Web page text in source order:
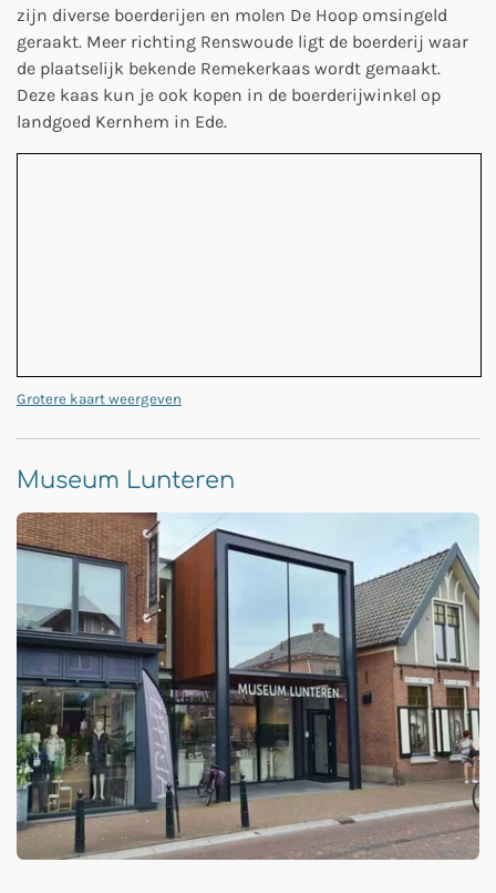
zijn diverse boerderijen en molen De Hoop omsingeld
geraakt. Meer richting Renswoude ligt de boerderij waar
de plaatselijk bekende Remekerkaas wordt gemaakt.
Deze kaas kun je ook kopen in de boerderijwinkel op
landgoed Kernhem in Ede.
Grotere kaart weergeven
Museum Lunteren